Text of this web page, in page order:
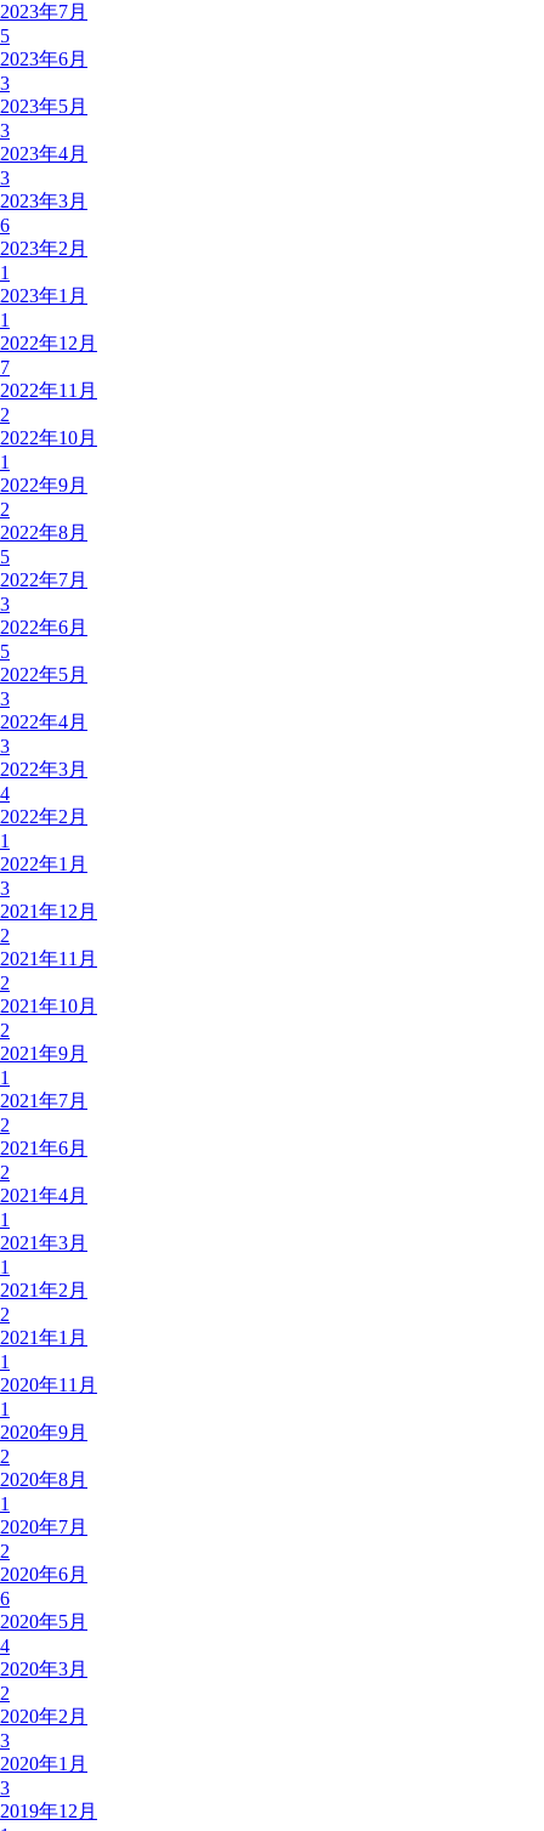
2023年7月
5
2023年6月
3
2023年5月
3
2023年4月
3
2023年3月
6
2023年2月
1
2023年1月
1
2022年12月
7
2022年11月
2
2022年10月
1
2022年9月
2
2022年8月
5
2022年7月
3
2022年6月
5
2022年5月
3
2022年4月
3
2022年3月
4
2022年2月
1
2022年1月
3
2021年12月
2
2021年11月
2
2021年10月
2
2021年9月
1
2021年7月
2
2021年6月
2
2021年4月
1
2021年3月
1
2021年2月
2
2021年1月
1
2020年11月
1
2020年9月
2
2020年8月
1
2020年7月
2
2020年6月
6
2020年5月
4
2020年3月
2
2020年2月
3
2020年1月
3
2019年12月